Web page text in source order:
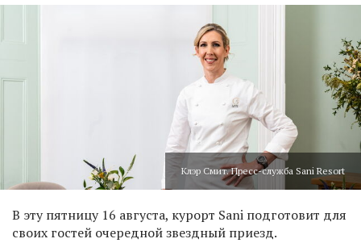
Клэр Смит. Пресс-служба Sani Resort
В эту пятницу 16 августа, курорт Sani подготовит для
своих гостей очередной звездный приезд.